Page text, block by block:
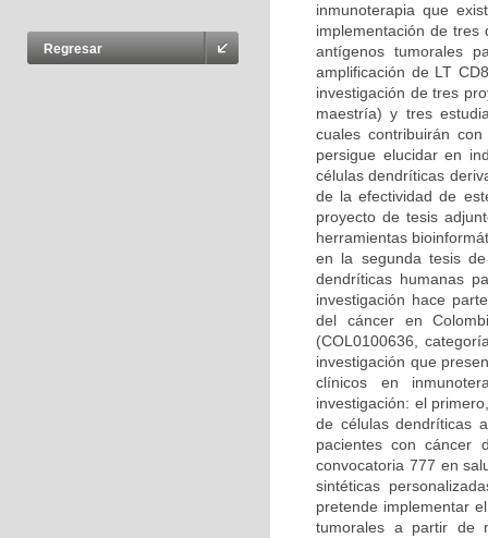
Regresar
inmunoterapia que
implementación de
antígenos tumorales
amplificación de LT
investigación de tres
maestría) y tres
cuales contribuirán
persigue elucidar en
células dendríticas
de la efectividad de
proyecto de tesis
herramientas
en la segunda tesis
dendríticas humanas
investigación hace
del cáncer en
(COL0100636,
investigación que
clínicos en
investigación: el
de células dendríticas
pacientes con cáncer
convocatoria 777 en
sintéticas
pretende implementar
tumorales a partir de